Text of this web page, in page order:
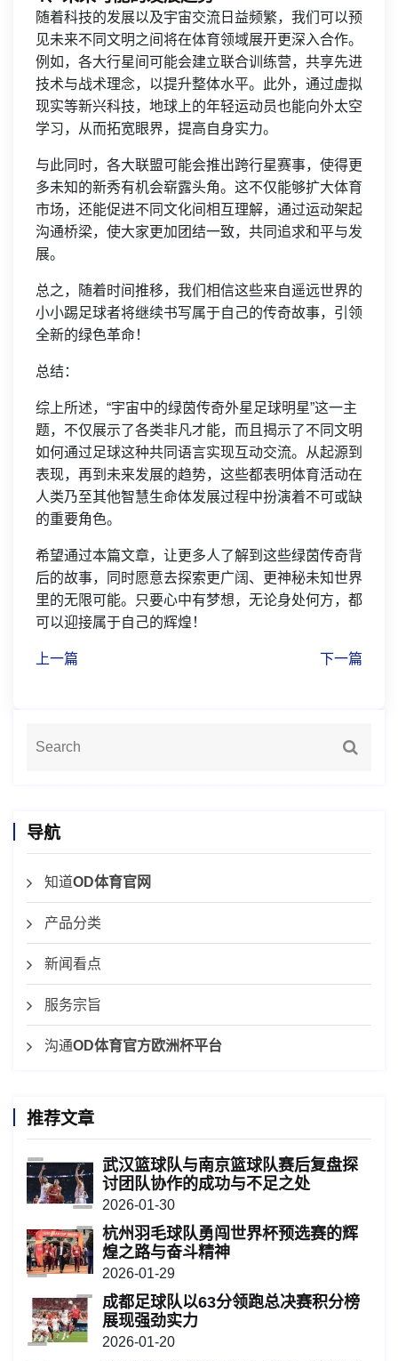
随着科技的发展以及宇宙交流日益频繁，我们可以预
见未来不同文明之间将在体育领域展开更深入合作。
例如，各大行星间可能会建立联合训练营，共享先进
技术与战术理念，以提升整体水平。此外，通过虚拟
现实等新兴科技，地球上的年轻运动员也能向外太空
学习，从而拓宽眼界，提高自身实力。
与此同时，各大联盟可能会推出跨行星赛事，使得更
多未知的新秀有机会崭露头角。这不仅能够扩大体育
市场，还能促进不同文化间相互理解，通过运动架起
沟通桥梁，使大家更加团结一致，共同追求和平与发
展。
总之，随着时间推移，我们相信这些来自遥远世界的
小小踢足球者将继续书写属于自己的传奇故事，引领
全新的绿色革命！
总结：
综上所述，“宇宙中的绿茵传奇外星足球明星”这一主
题，不仅展示了各类非凡才能，而且揭示了不同文明
如何通过足球这种共同语言实现互动交流。从起源到
表现，再到未来发展的趋势，这些都表明体育活动在
人类乃至其他智慧生命体发展过程中扮演着不可或缺
的重要角色。
希望通过本篇文章，让更多人了解到这些绿茵传奇背
后的故事，同时愿意去探索更广阔、更神秘未知世界
里的无限可能。只要心中有梦想，无论身处何方，都
可以迎接属于自己的辉煌！
上一篇 下一篇
导航
知道OD体育官网
产品分类
新闻看点
服务宗旨
沟通OD体育官方欧洲杯平台
推荐文章
武汉篮球队与南京篮球队赛后复盘探
讨团队协作的成功与不足之处
2026-01-30
杭州羽毛球队勇闯世界杯预选赛的辉
煌之路与奋斗精神
2026-01-29
成都足球队以63分领跑总决赛积分榜
展现强劲实力
2026-01-20